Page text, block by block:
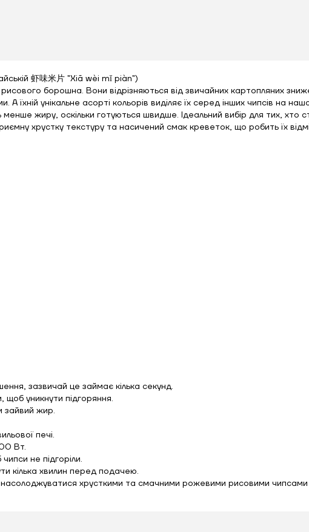
虾味米片 "Xiā wèi mǐ piàn")
рисового борошна. Вони відрізняються від звичайних картопляних
їхній унікальне асорті кольорів виділяє їх серед інших чипсів на
менше жиру, оскільки готуються швидше. Ідеальний вибір для тих,
хрустку текстуру та насичений смак креветок, що робить їх
зазвичай це займає кілька секунд.
щоб уникнути підгоряння.
зайвий жир.
печі.
Вт.
не підгоріли.
кілька хвилин перед подачею.
хрусткими та смачними рожевими рисовими чипсами